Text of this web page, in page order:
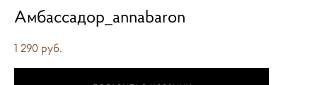
Амбассадор_annabaron
1 290 pуб.